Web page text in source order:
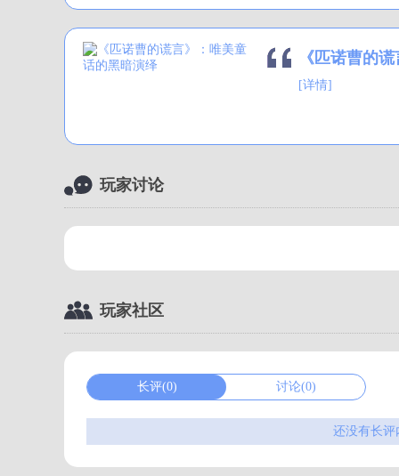
《匹诺曹的
[详情]
玩家讨论
玩家社区
长评(0) 讨论(0)
还没有长评